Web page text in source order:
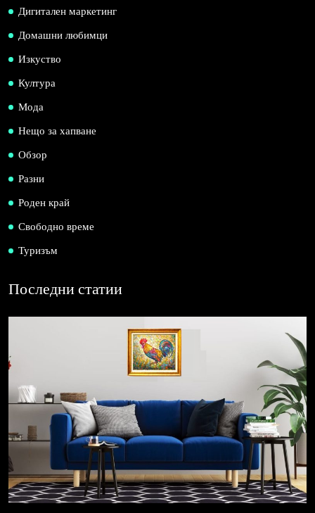
Дигитален маркетинг
Домашни любимци
Изкуство
Култура
Мода
Нещо за хапване
Обзор
Разни
Роден край
Свободно време
Туризъм
Последни статии